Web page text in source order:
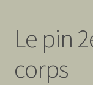
Le pin
corps